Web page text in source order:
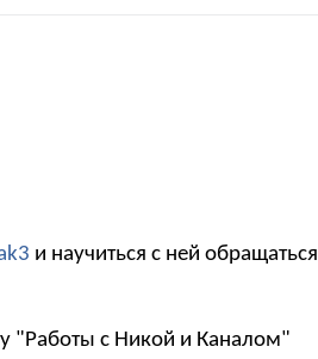
и научиться с ней обращаться
"Работы с Никой и Каналом"